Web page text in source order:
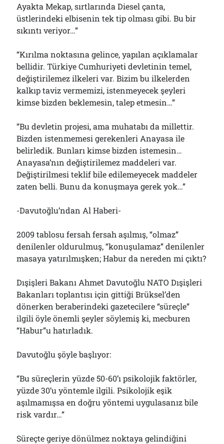
Ayakta Mekap, sırtlarında Diesel çanta,
üstlerindeki elbisenin tek tip olması gibi. Bu bir
sıkıntı veriyor…”
“Kırılma noktasına gelince, yapılan açıklamalar
bellidir. Türkiye Cumhuriyeti devletinin temel,
değiştirilemez ilkeleri var. Bizim bu ilkelerden
kalkıp taviz vermemizi, istenmeyecek şeyleri
kimse bizden beklemesin, talep etmesin…”
“Bu devletin projesi, ama muhatabı da millettir.
Bizden istenmemesi gerekenleri Anayasa ile
belirledik. Bunları kimse bizden istemesin…
Anayasa’nın değiştirilemez maddeleri var.
Değiştirilmesi teklif bile edilemeyecek maddeler
zaten belli. Bunu da konuşmaya gerek yok…”
-Davutoğlu’ndan Al Haberi-
2009 tablosu fersah fersah aşılmış, “olmaz”
denilenler oldurulmuş, “konuşulamaz” denilenler
masaya yatırılmışken; Habur da nereden mi çıktı?
Dışişleri Bakanı Ahmet Davutoğlu NATO Dışişleri
Bakanları toplantısı için gittiği Brüksel’den
dönerken beraberindeki gazetecilere “süreçle”
ilgili öyle önemli şeyler söylemiş ki, mecburen
“Habur”u hatırladık.
Davutoğlu şöyle başlıyor:
“Bu süreçlerin yüzde 50-60’ı psikolojik faktörler,
yüzde 30’u yöntemle ilgili. Psikolojik eşik
aşılmamışsa en doğru yöntemi uygulasanız bile
risk vardır…”
Süreçte geriye dönülmez noktaya gelindiğini